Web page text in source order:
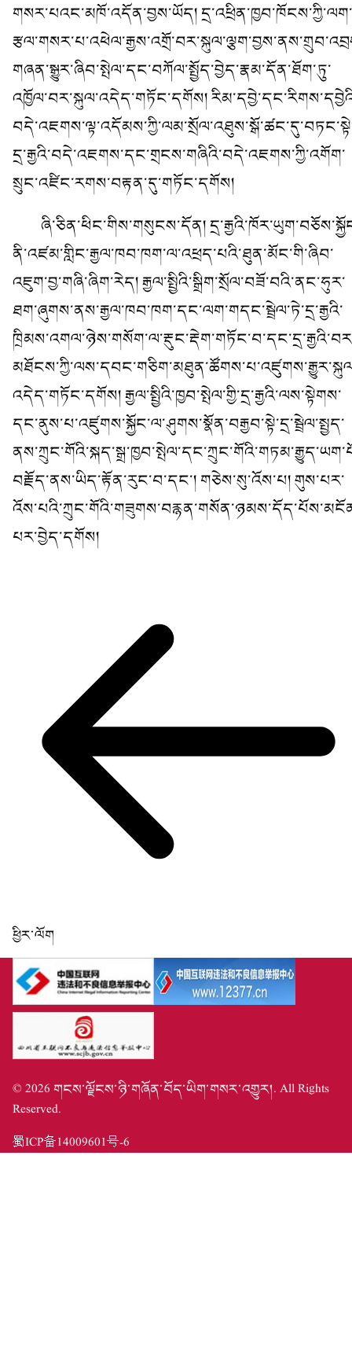
གསར་པའང་མཁོ་འདོན་བྱས་ཡོད། དྲ་འཕྲིན་ཁྱབ་ཁོངས་ཀྱི་ལག་
གཞན་སྒྱུར་ཞིབ་སྤེལ་དང་བཀོལ་སྤྱོད་བྱེད་རྣམ་དོན་ཐོག་ཏུ་
འཁྱོལ་བར་སྐུལ་འདེད་གཏོང་དགོས།
དྲ་རྒྱའི་བདེ་འཇགས་དང་གྲངས་གཞིའི་བདེ་འཇགས་ཀྱི་འགོག་
སྲུང་འཛིང་རགས་བརྟན་དུ་གཏོང་དགོས།
ཞི་ཅིན་ཕིང་གིས་གསུངས་དོན།
ནི་འཛམ་གླིང་རྒྱལ་ཁབ་ཁག་ལ་འཕྲད་པའི་ཐུན་མོང་གི་ཞིབ་
འཇུག་བྱ་གཞི་ཞིག་རེད། རྒྱལ་སྤྱིའི་སྒྲིག་སྲོལ་བཟོ་བའི་ནང་ཧུར་
ཐག་ཞུགས་ནས་རྒྱལ་ཁབ་ཁག་དང་ལག་གདང་སྦྲེལ་ཏེ་དྲ་རྒྱའི་
འདེད་གཏོང་དགོས། རྒྱལ་སྤྱིའི་ཁྱབ་སྤེལ་གྱི་དྲ་རྒྱའི་ལས་སྟེགས་
དང་ནུས་པ་འཛུགས་སྐྱོང་ལ་ཤུགས་སྣོན་བརྒྱབ་སྟེ་དྲ་སྦྲེལ་སྤྱད་
བརྗོད་ནས་ཡིད་རྟོན་རུང་བ་དང་། གཅེས་སུ་འོས་པ། གུས་པར་
པར་བྱེད་དགོས།
ཕྱིར་ལོག
©2026 གངས་ལྗོངས་ཉི་གཞོན་བོད་ཡིག་གསར་འགྱུར།. All Rights
Reserved.
蜀ICP备14009601号-6